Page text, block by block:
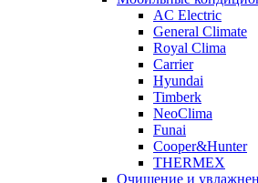
AC Electric
General Climate
Royal Clima
Carrier
Hyundai
Timberk
NeoClima
Funai
Cooper&Hunter
THERMEX
Очищение и